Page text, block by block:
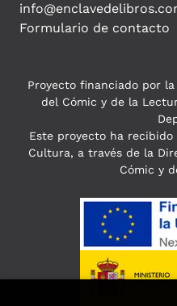
Formulario de contacto
Proyecto financiado por
del Cómic y de la
Este proyecto ha
Cultura, a través de la
Cómic y